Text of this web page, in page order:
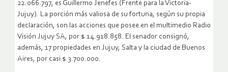
22.066.797, es Guillermo Jenefes (Frente para la Victoria-
Jujuy). La porción más valiosa de su fortuna, según su propia
declaración, son las acciones que posee en el multimedio Radio
Visión Jujuy SA, por $ 14.918.858. El senador consignó,
además, 17 propiedades en Jujuy, Salta y la ciudad de Buenos
Aires, por casi $ 3.700.000.